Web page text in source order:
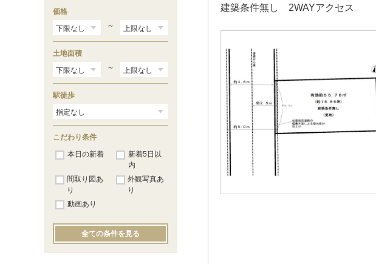
建築条件無し 2WAYアクセス
棚倉（6）
上狛（3）
木津（3）
価格
～
土地面積
～
駅徒歩
こだわり条件
本日の新着
新着5日以
内
間取り図あ
り
外観写真あ
り
動画あり
全ての条件を見る